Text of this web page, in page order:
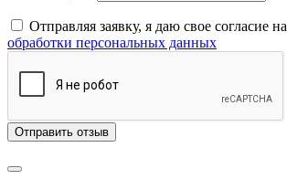
Отправляя заявку, я даю свое согласие на
обработки персональных данных
Отправить отзыв